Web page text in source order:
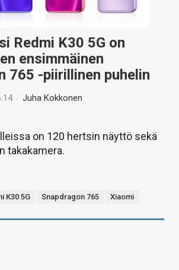
Redmi K30 5G on
ensimmäinen
765 -piirillinen puhelin
/Juha Kokkonen
on 120 hertsin näyttö sekä
takakamera.
K30 5G Snapdragon 765 Xiaomi